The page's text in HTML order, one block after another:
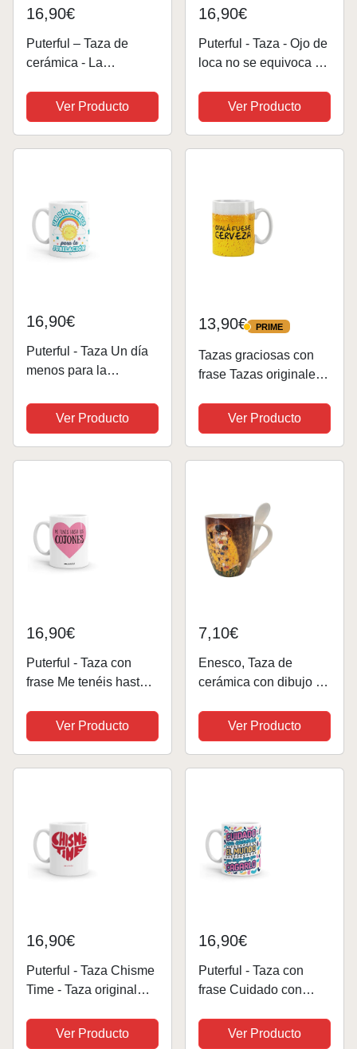
16,90€
Puterful – Taza de
cerámica - La
originales – Tazas con
mensajes divertidos –
Tazas divertidas – Taza
Ver Producto
16,90€
Puterful - Taza - Ojo de
loca no se equivoca -
- Resistente al
microondas y
lavavajillas
Ver Producto
16,90€
Puterful - Taza Un día
menos para la
original para café -
Resistente al
microondas y
Ver Producto
13,90€ PRIME
PRIME
Tazas graciosas con
frase Tazas originales
originales taza de
porcelana Caja regalo
cumpleaños (Ojala
Ver Producto
16,90€
Puterful - Taza con
frase Me tenéis hasta
originales para café -
Resistente al
microondas y
Ver Producto
7,10€
Enesco, Taza de
cerámica con dibujo de
cucharitaVer Producto
16,90€
Puterful - Taza Chisme
Time - Taza original
al microondas y
Ver Producto
16,90€
Puterful - Taza con
frase Cuidado con
Tazas originales para
Ver Producto